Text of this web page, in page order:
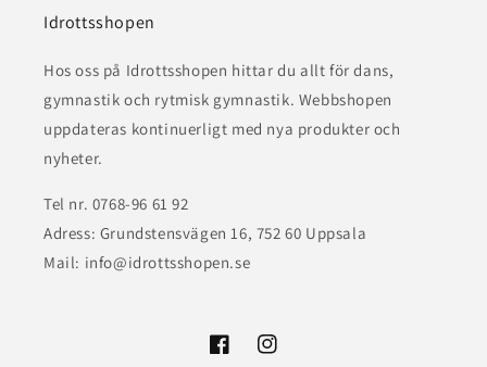
Idrottsshopen
Hos oss på Idrottsshopen hittar du allt för dans,
gymnastik och rytmisk gymnastik. Webbshopen
uppdateras kontinuerligt med nya produkter och
nyheter.
Tel nr. 0768-96 61 92
Adress: Grundstensvägen 16, 752 60 Uppsala
Mail: info@idrottsshopen.se
FacebookInstagram